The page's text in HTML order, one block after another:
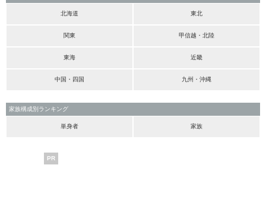
北海道 東北
関東 甲信越・北陸
東海 近畿
中国・四国 九州・沖縄
家族構成別ランキング
単身者 家族
PR